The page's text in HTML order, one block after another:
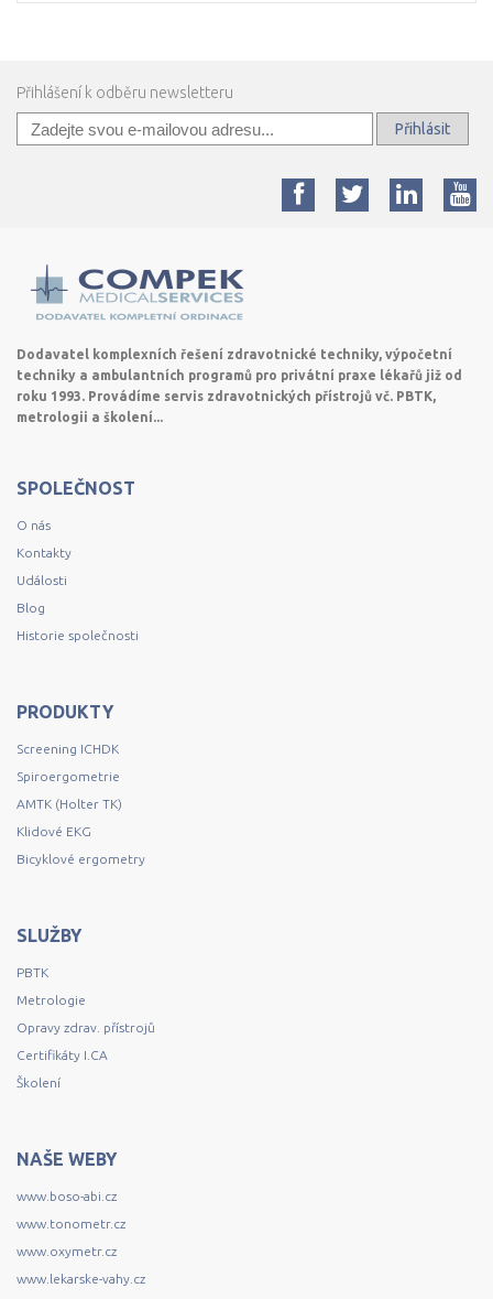
Přihlášení k odběru newsletteru
Přihlásit
Dodavatel komplexních řešení zdravotnické techniky, výpočetní
techniky a ambulantních programů pro privátní praxe lékařů již od
roku 1993. Provádíme servis zdravotnických přístrojů vč. PBTK,
metrologii a školení...
SPOLEČNOST
O nás
Kontakty
Události
Blog
Historie společnosti
PRODUKTY
Screening ICHDK
Spiroergometrie
AMTK (Holter TK)
Klidové EKG
Bicyklové ergometry
SLUŽBY
PBTK
Metrologie
Opravy zdrav. přístrojů
Certifikáty I.CA
Školení
NAŠE WEBY
www.boso-abi.cz
www.tonometr.cz
www.oxymetr.cz
www.lekarske-vahy.cz